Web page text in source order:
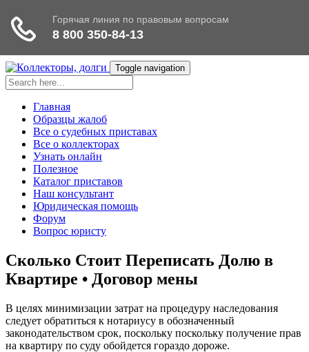
Toggle navigation
Главная
Образцы жалоб
Все о судебных приставах
Все о коллекторах
Узнать онлайн
Полезное
Каталог приставов
Наш консультант
Юридическая помощь
Форум
Вопрос юристу
Сколько Стоит Переписать Долю в
Квартире • Договор мены
В целях минимизации затрат на процедуру наследования
следует обратиться к нотариусу в обозначенный
законодательством срок, поскольку поскольку получение прав
на квартиру по суду обойдется гораздо дороже.